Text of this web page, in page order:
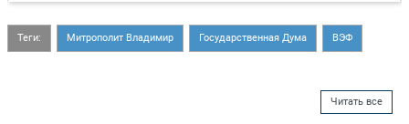
Теги: Митрополит Владимир Государственная Дума ВЭФ
Читать все